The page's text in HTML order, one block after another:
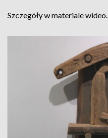
Szczegóły w materiale wideo.